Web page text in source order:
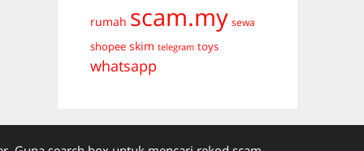
rumah scam.my sewa
shopee skim telegram toys
whatsapp